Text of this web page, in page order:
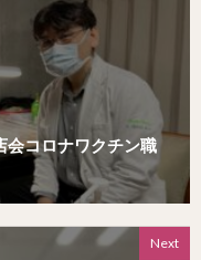
コロナワクチン職
Next